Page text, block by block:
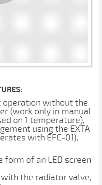
operation without the
(work only in manual
on 1 temperature),
using the EXTA
with EFC-01),
of an LED screen
the radiator valve,